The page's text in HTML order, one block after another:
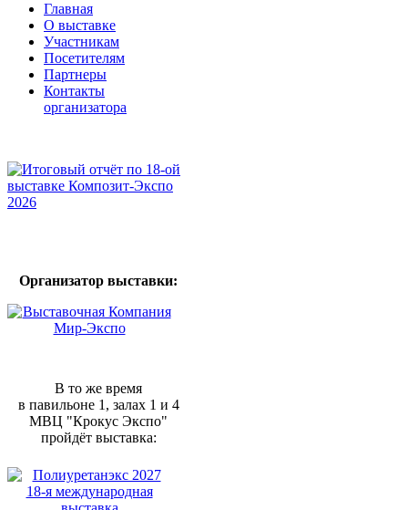
Главная
О выставке
Участникам
Посетителям
Партнеры
Контакты
организатора
Организатор выставки:
В то же время
в павильоне 1, залах 1 и 4
МВЦ "Крокус Экспо"
пройдёт выставка: